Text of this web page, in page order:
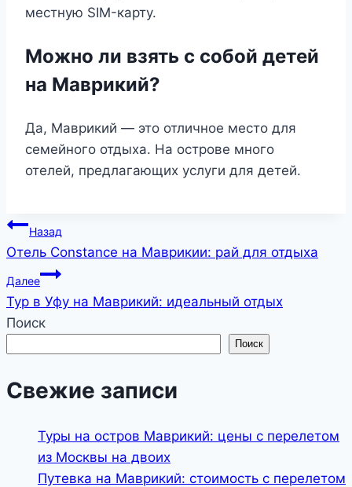
местную SIM-карту.
Можно ли взять с собой детей
на Маврикий?
Да, Маврикий — это отличное место для
семейного отдыха. На острове много
отелей, предлагающих услуги для детей.
Навигация
по
записям
Назад
Отель Constance на Маврикии: рай для отдыха
Далее
Тур в Уфу на Маврикий: идеальный отдых
Поиск
Поиск
Свежие записи
Туры на остров Маврикий: цены с перелетом
из Москвы на двоих
Путевка на Маврикий: стоимость с перелетом